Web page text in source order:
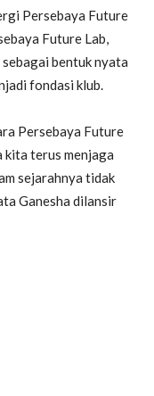
Persebaya Future
Future Lab,
bentuk nyata
fondasi klub.
Persebaya Future
kita terus menjaga
sejarahnya tidak
Ganesha dilansir